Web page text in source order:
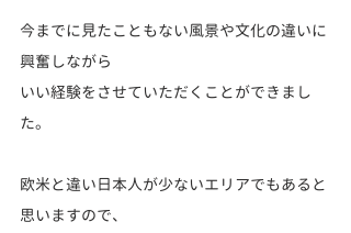
今までに見たこともない風景や文化の違いに
興奮しながら
いい経験をさせていただくことができまし
た。
欧米と違い日本人が少ないエリアでもあると
思いますので、